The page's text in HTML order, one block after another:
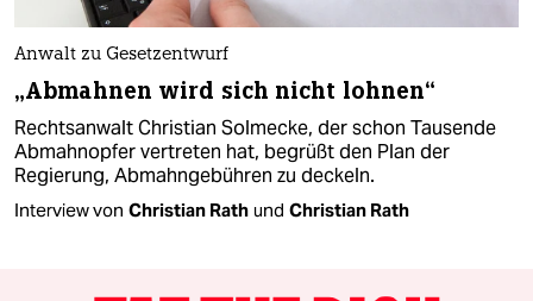
Anwalt zu Gesetzentwurf
„Abmahnen wird sich nicht lohnen“
Rechtsanwalt Christian Solmecke, der schon Tausende
Abmahnopfer vertreten hat, begrüßt den Plan der
Regierung, Abmahngebühren zu deckeln.
Interview von Christian Rath und Christian Rath